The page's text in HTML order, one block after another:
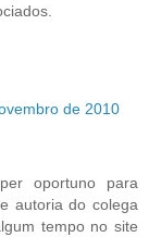
de 2010
oportuno para
autoria do colega
tempo no site